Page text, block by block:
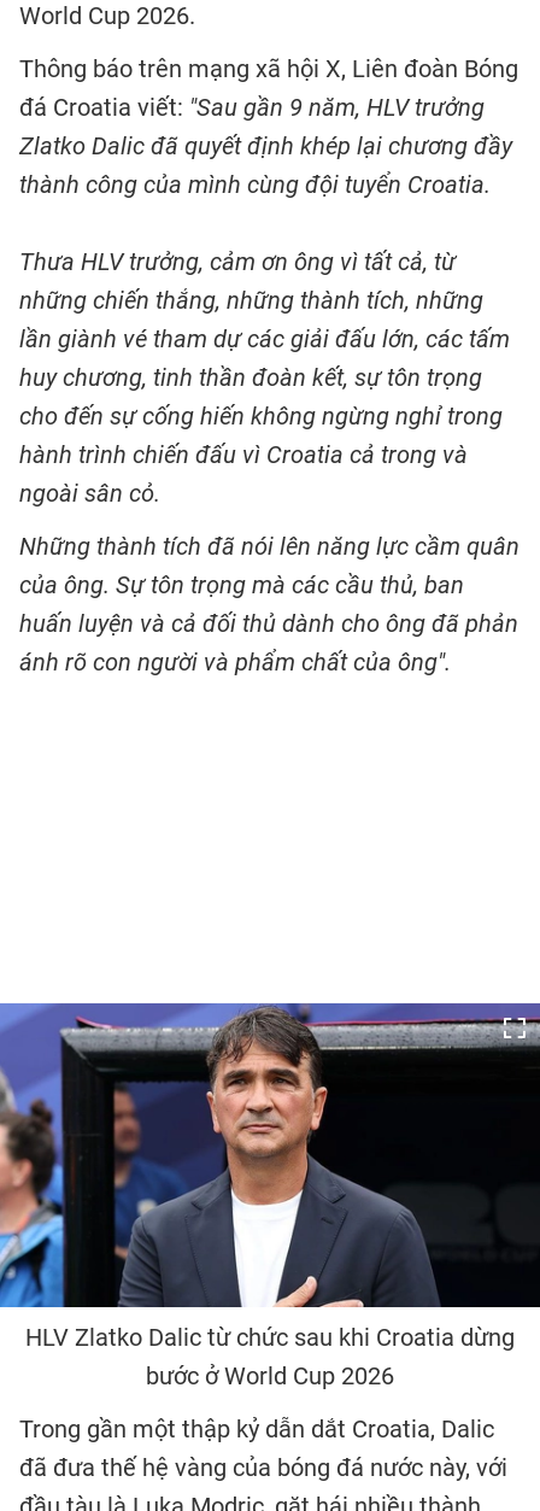
World Cup 2026.
Thông báo trên mạng xã hội X, Liên đoàn Bóng
đá Croatia viết: "Sau gần 9 năm, HLV trưởng
Zlatko Dalic đã quyết định khép lại chương đầy
thành công của mình cùng đội tuyển Croatia.
Thưa HLV trưởng, cảm ơn ông vì tất cả, từ
những chiến thắng, những thành tích, những
lần giành vé tham dự các giải đấu lớn, các tấm
huy chương, tinh thần đoàn kết, sự tôn trọng
cho đến sự cống hiến không ngừng nghỉ trong
hành trình chiến đấu vì Croatia cả trong và
ngoài sân cỏ.
Những thành tích đã nói lên năng lực cầm quân
của ông. Sự tôn trọng mà các cầu thủ, ban
huấn luyện và cả đối thủ dành cho ông đã phản
ánh rõ con người và phẩm chất của ông".
HLV Zlatko Dalic từ chức sau khi Croatia dừng
bước ở World Cup 2026
Trong gần một thập kỷ dẫn dắt Croatia, Dalic
đã đưa thế hệ vàng của bóng đá nước này, với